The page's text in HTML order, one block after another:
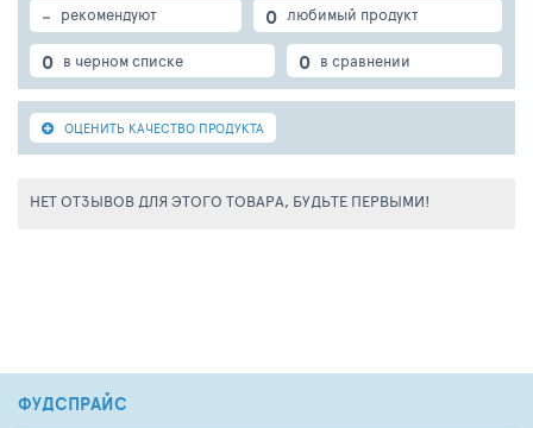
- рекомендуют 0 любимый продукт
0 в черном списке 0 в сравнении
ОЦЕНИТЬ КАЧЕСТВО ПРОДУКТА
НЕТ ОТЗЫВОВ ДЛЯ ЭТОГО ТОВАРА, БУДЬТЕ ПЕРВЫМИ!
ФУДСПРАЙС